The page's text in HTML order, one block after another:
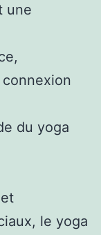
une
du yoga
le yoga